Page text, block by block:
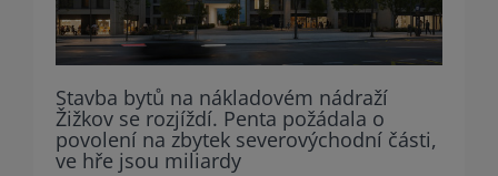
Stavba bytů na nákladovém nádraží
Žižkov se rozjíždí. Penta požádala o
povolení na zbytek severovýchodní části,
ve hře jsou miliardy